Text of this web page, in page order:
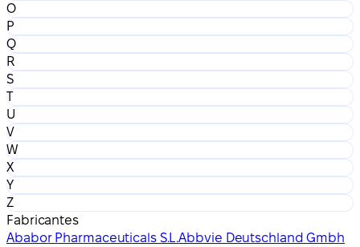
O
P
Q
R
S
T
U
V
W
X
Y
Z
Fabricantes
Ababor Pharmaceuticals S.L.Abbvie Deutschland Gmbh